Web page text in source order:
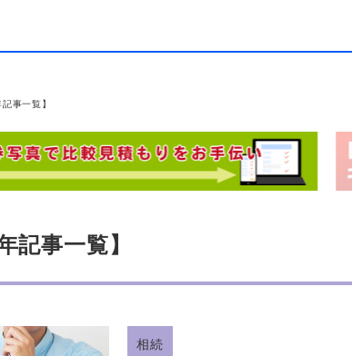
事一覧】
記事一覧】
相続